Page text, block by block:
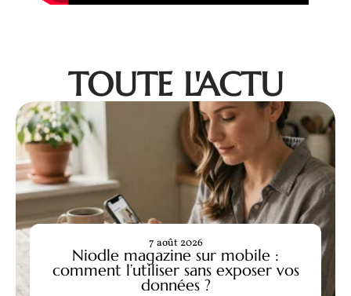
TOUTE L'ACTU
Niodle magazine sur mobile :
comment l’utiliser sans exposer vos
données ?
7 août 2026